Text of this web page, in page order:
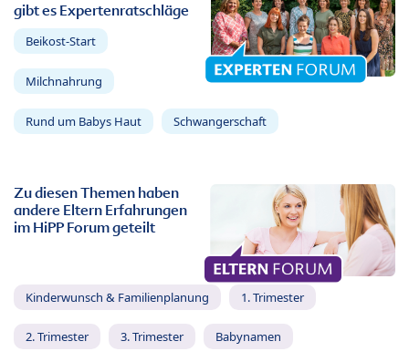
gibt es Expertenratschläge
Beikost-Start
Milchnahrung
Rund um Babys Haut Schwangerschaft
Zu diesen Themen haben
andere Eltern Erfahrungen
im HiPP Forum geteilt
Kinderwunsch & Familienplanung 1. Trimester
2. Trimester 3. Trimester Babynamen